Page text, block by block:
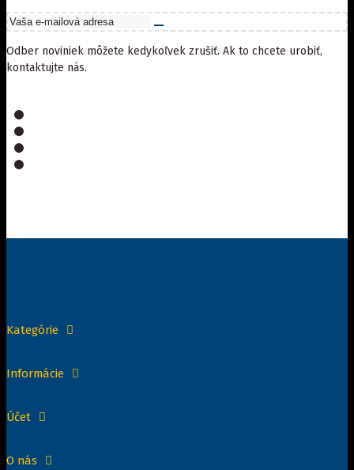
Odber noviniek môžete kedykoľvek zrušiť. Ak to chcete urobiť,
kontaktujte nás.
Kategórie
Informácie
Účet
O nás